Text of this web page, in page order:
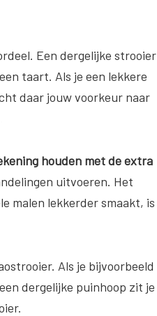
Een dergelijke strooier
taart. Als je een lekkere
daar jouw voorkeur naar
houden met de extra
uitvoeren. Het
malen lekkerder smaakt, is
Als je bijvoorbeeld
dergelijke puinhoop zit je